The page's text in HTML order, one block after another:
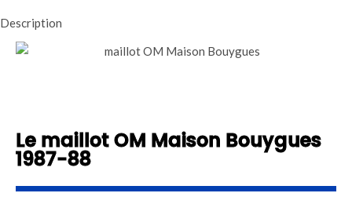
Description
Le maillot OM Maison Bouygues
1987-88